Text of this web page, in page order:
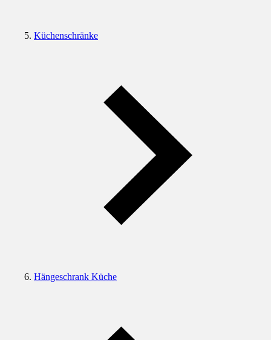
Küchenschränke
Hängeschrank Küche